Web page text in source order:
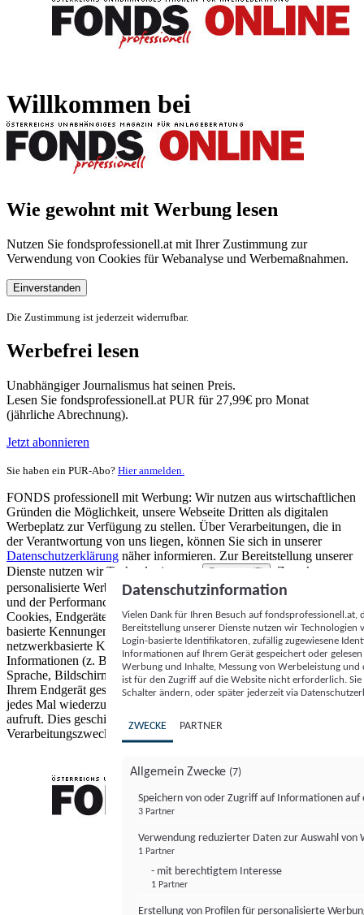
Willkommen bei
Wie gewohnt mit Werbung lesen
Nutzen Sie fondsprofessionell.at mit Ihrer Zustimmung zur
Verwendung von Cookies für Webanalyse und Werbemaßnahmen.
Einverstanden
Die Zustimmung ist jederzeit widerrufbar.
Werbefrei lesen
Unabhängiger Journalismus hat seinen Preis.
Lesen Sie fondsprofessionell.at PUR für 27,99€ pro Monat
(jährliche Abrechnung).
Jetzt abonnieren
Sie haben ein PUR-Abo? Hier anmelden.
FONDS professionell mit Werbung: Wir nutzen aus wirtschaftlichen
Gründen die Möglichkeit, unsere Webseite Dritten als digitalen
Werbeplatz zur Verfügung zu stellen. Über Verarbeitungen, die in
der Verantwortung von uns liegen, können Sie sich in unserer
Datenschutzerklärung näher informieren. Zur Bereitstellung unserer
Dienste nutzen wir Technologien von
Partnern (5)
. Zwecke:
personalisierte Werbung und Inhalte, Messung von Werbeleistung
und der Performance von Inhalten sowie Zielgruppenforschung.
Cookies, Endgeräte- oder ähnliche Online-Kennungen (z. B. login-
basierte Kennungen, zufällig generierte Kennungen,
netzwerkbasierte Kennungen) können zusammen mit anderen
Informationen (z. B. Browsertyp und Browserinformationen,
Sprache, Bildschirmgröße, unterstützte Technologien usw.) auf
Ihrem Endgerät gespeichert oder von dort ausgelesen werden, um es
jedes Mal wiederzuerkennen, wenn es eine App oder einer Webseite
aufruft. Dies geschieht für einen oder mehrere der hier aufgeführten
Verarbeitungszwecke.
Datenschutzinformation
Vielen Dank für Ihren Besuch auf
Bereitstellung unserer Dienste nutzen wir Technologien
Login-basierte Identifikatoren, zufällig zugewiesene
Informationen auf Ihrem Gerät gespeichert oder
Werbung und Inhalte, Messung von Werbeleistung
ist für den Zugriff auf die Website nicht erforderlich.
Schalter ändern, oder später jederzeit via
ZWECKE PARTNER
Allgemein Zwecke (7)
Speichern von oder Zugriff auf Informationen auf
3 Partner
Verwendung reduzierter Daten zur Auswahl von
1 Partner
- mit berechtigtem Interesse
1 Partner
Erstellung von Profilen für personalisierte
FONDS professionell